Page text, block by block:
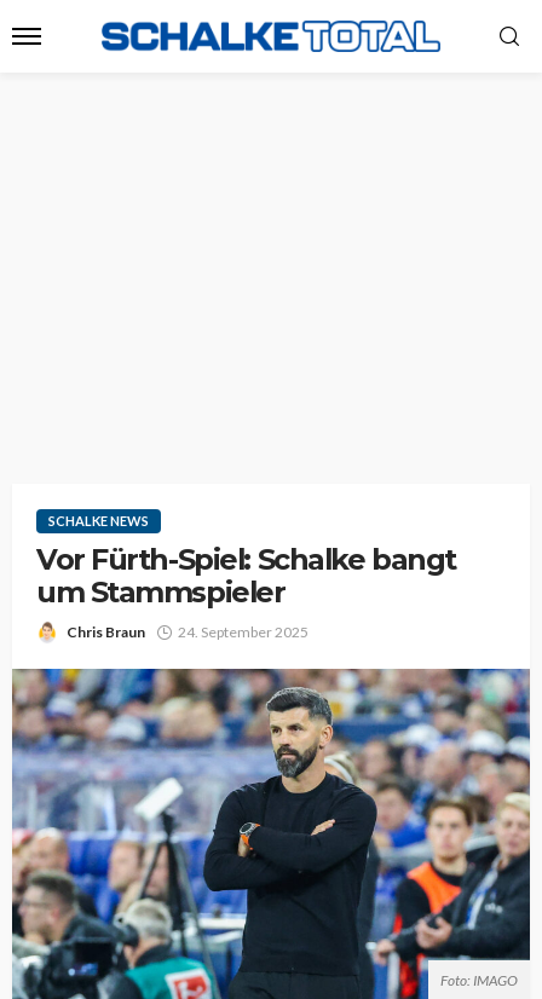
SCHALKE NEWS
Vor Fürth-Spiel: Schalke bangt
um Stammspieler
Chris Braun 24. September 2025
Foto: IMAGO